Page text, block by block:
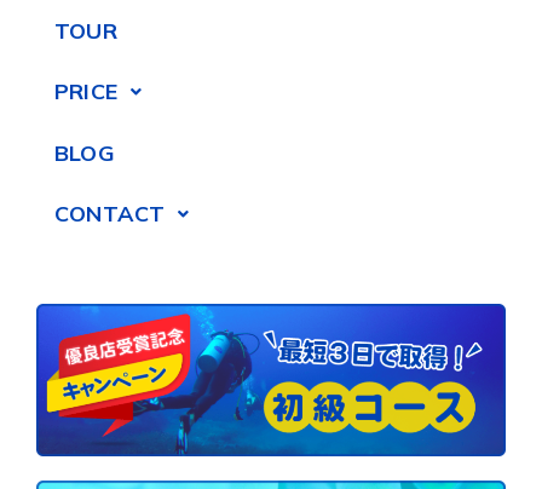
TOUR
PRICE
BLOG
CONTACT